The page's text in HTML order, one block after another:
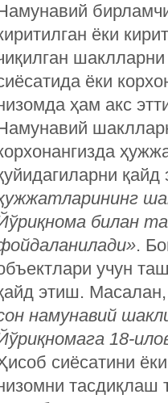
ёки
ёки
ҳам акс
билан
.
учун
этиш.
намунавий
18-
сиёсатини
тасдиқлаш